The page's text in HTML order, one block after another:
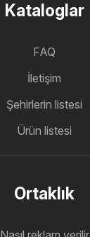
Kataloglar
FAQ
İletişim
Şehirlerin listesi
Ürün listesi
Ortaklık